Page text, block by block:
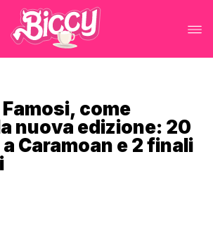
Famosi, come
nuova edizione: 20
Caramoan e 2 finali